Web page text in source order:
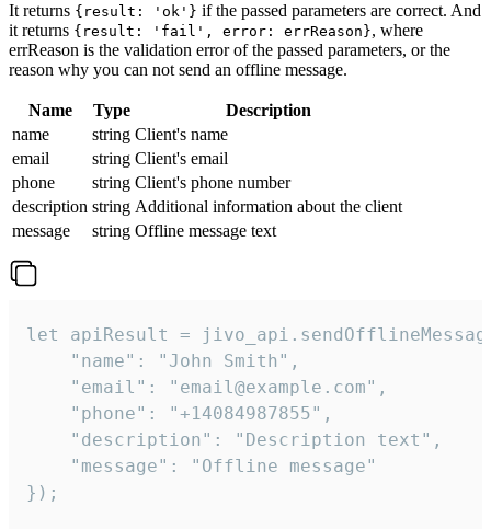
It returns {result: 'ok'} if the passed parameters are correct. And
it returns {result: 'fail', error: errReason}, where
errReason is the validation error of the passed parameters, or the
reason why you can not send an offline message.
Name Type
Description
name
string Client's name
email
string Client's email
phone
string Client's phone number
description string Additional information about the client
message
string Offline message text
let apiResult =
    "name": "John Smith",
    "email": "email@example.com",
    "phone": "+14084987855",
    "description": "Description text",
    "message": "Offline message"
});